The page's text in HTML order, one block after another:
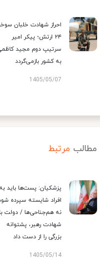
احراز شهادت خلبان
۲۴ ارتش؛ پیکر امیر
سرتیپ دوم مجید
به کشور بازمی‌گردد
1405/05/07
مطالب مرتبط
پزشکیان: پست‌ها باید به
افراد شایسته سپرده
نه هم‌جناحی‌ها / دولت با
شهادت رهبر، پشتوانه
بزرگی را از دست داد
1405/05/14